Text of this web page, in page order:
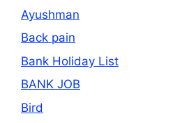
Ayushman
Back pain
Bank Holiday List
BANK JOB
Bird